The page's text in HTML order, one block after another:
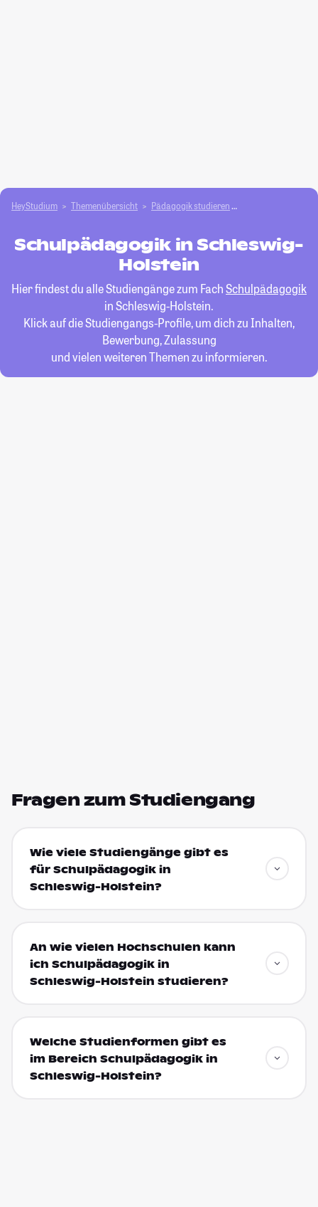
HeyStudium Themenübersicht Pädagogik studieren
Schulpädagogik in Schleswig-
Holstein
Hier findest du alle Studiengänge zum FachSchulpädagogik
in Schleswig-Holstein.
Klick auf die Studiengangs-Profile, um dich zu Inhalten,
Bewerbung, Zulassung
und vielen weiteren Themen zu informieren.
Fragen zum Studiengang
Wie viele Studiengänge gibt es
für Schulpädagogik in
Schleswig-Holstein?
An wie vielen Hochschulen kann
ich Schulpädagogik in
Schleswig-Holstein studieren?
Welche Studienformen gibt es
im Bereich Schulpädagogik in
Schleswig-Holstein?